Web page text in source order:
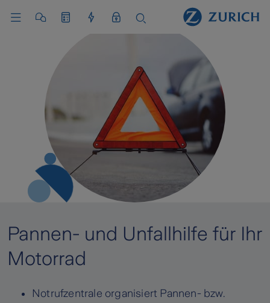
Pannen- und Unfallhilfe für Ihr
Motorrad
Notrufzentrale organisiert Pannen- bzw.